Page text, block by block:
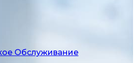
Обслуживание